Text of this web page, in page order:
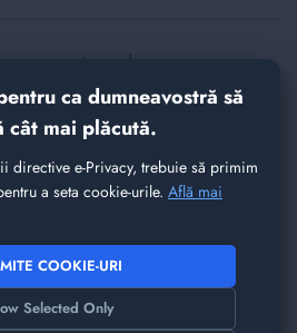
ca dumneavostră să
cât mai plăcută.
directive e-Privacy, trebuie să primim
a seta cookie-urile. Află mai
COOKIE-URI
Selected Only
acest produs
| 10 Core @ 2.40GHz
TDP)